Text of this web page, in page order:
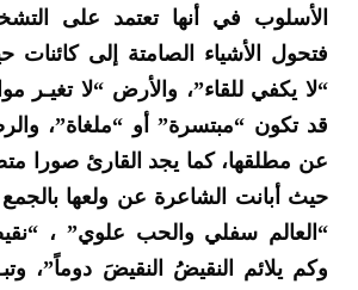
الأسلوب في أنها تعتمد على
فتحول الأشياء الصامتة إلى كائنات
“لا يكفي للقاء”، والأرض “لا تغيـر
قد تكون “مبتسرة” أو “ملغاة”،
عن مطلقها، كما يجد القارئ صورا
حيث أبانت الشاعرة عن ولعها بالجمع
“العالم سفلي والحب علوي” ،
وكم يلائم النقيضُ النقيضَ دوماً”،